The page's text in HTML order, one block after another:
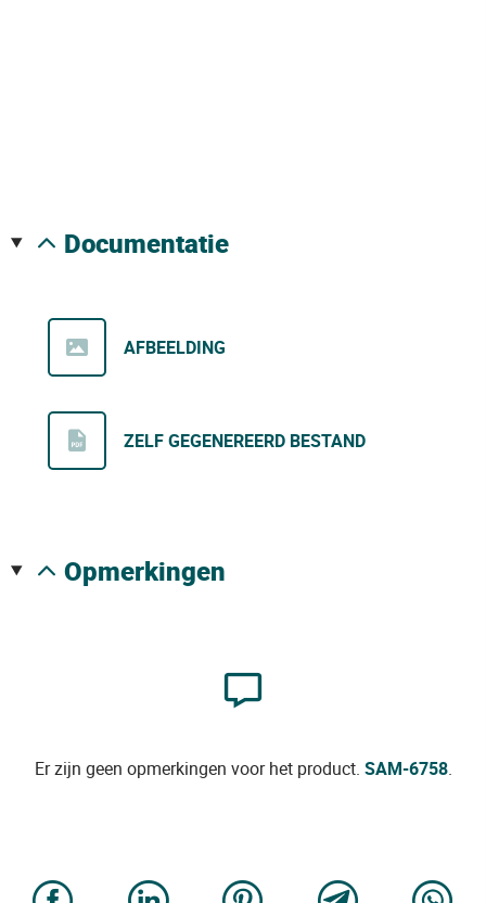
documentatie
AFBEELDING
ZELF GEGENEREERD BESTAND
opmerkingen
Er zijn geen opmerkingen voor het product. SAM-6758.